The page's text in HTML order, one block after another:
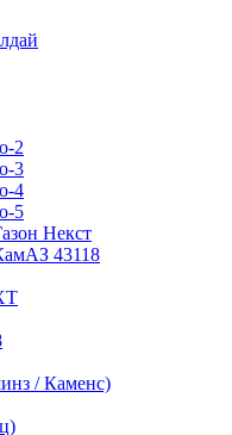
2
3
4
5
Некст
43118
/ Каменс)